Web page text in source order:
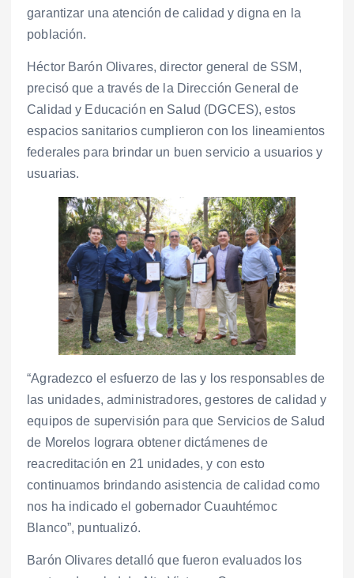
garantizar una atención de calidad y digna en la
población.
Héctor Barón Olivares, director general de SSM,
precisó que a través de la Dirección General de
Calidad y Educación en Salud (DGCES), estos
espacios sanitarios cumplieron con los lineamientos
federales para brindar un buen servicio a usuarios y
usuarias.
“Agradezco el esfuerzo de las y los responsables de
las unidades, administradores, gestores de calidad y
equipos de supervisión para que Servicios de Salud
de Morelos lograra obtener dictámenes de
reacreditación en 21 unidades, y con esto
continuamos brindando asistencia de calidad como
nos ha indicado el gobernador Cuauhtémoc
Blanco”, puntualizó.
Barón Olivares detalló que fueron evaluados los